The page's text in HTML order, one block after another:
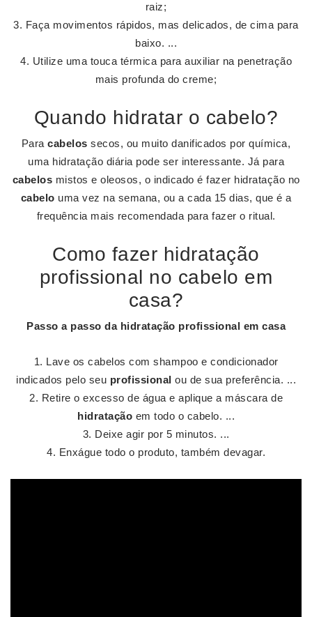
raiz;
Faça movimentos rápidos, mas delicados, de cima para
baixo. ...
Utilize uma touca térmica para auxiliar na penetração
mais profunda do creme;
Quando hidratar o cabelo?
Paracabelos secos, ou muito danificados por química,
uma hidratação diária pode ser interessante. Já para
cabelos mistos e oleosos, o indicado é fazer hidratação no
cabelo uma vez na semana, ou a cada 15 dias, que é a
frequência mais recomendada para fazer o ritual.
Como fazer hidratação
profissional no cabelo em
casa?
Passo a passo da hidratação profissional em casa
Lave os cabelos com shampoo e condicionador
indicados pelo seu profissional ou de sua preferência. ...
Retire o excesso de água e aplique a máscara de
hidratação em todo o cabelo. ...
Deixe agir por 5 minutos. ...
Enxágue todo o produto, também devagar.